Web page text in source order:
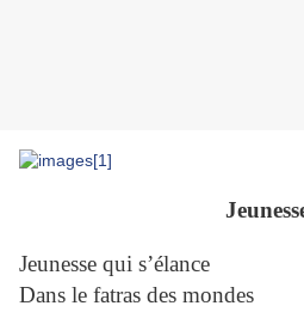
Jeunesse qui s’élance
Dans le fatras des mondes